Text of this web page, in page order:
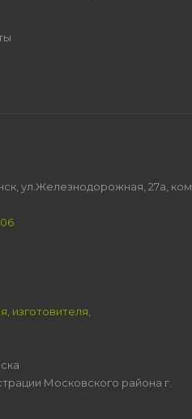
ул.Железнодорожная, 27а, ком
изготовителя,
Московского района г.